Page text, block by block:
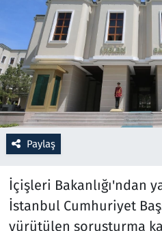
Paylaş
İçişleri Bakanlığı'ndan
İstanbul Cumhuriyet
yürütülen soruşturma
Sağlık
Savunma Sanayi
Seçim 2023
Spor